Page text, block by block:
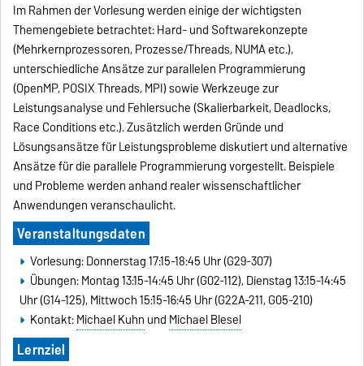
Im Rahmen der Vorlesung werden einige der wichtigsten
Themengebiete betrachtet: Hard- und Softwarekonzepte
(Mehrkernprozessoren, Prozesse/Threads, NUMA etc.),
unterschiedliche Ansätze zur parallelen Programmierung
(OpenMP, POSIX Threads, MPI) sowie Werkzeuge zur
Leistungsanalyse und Fehlersuche (Skalierbarkeit, Deadlocks,
Race Conditions etc.). Zusätzlich werden Gründe und
Lösungsansätze für Leistungsprobleme diskutiert und alternative
Ansätze für die parallele Programmierung vorgestellt. Beispiele
und Probleme werden anhand realer wissenschaftlicher
Anwendungen veranschaulicht.
Veranstaltungsdaten
Vorlesung: Donnerstag 17:15-18:45 Uhr (G29-307)
Übungen: Montag 13:15-14:45 Uhr (G02-112), Dienstag 13:15-14:45
Uhr (G14-125), Mittwoch 15:15-16:45 Uhr (G22A-211, G05-210)
Kontakt:Michael Kuhn und Michael Blesel
Lernziel